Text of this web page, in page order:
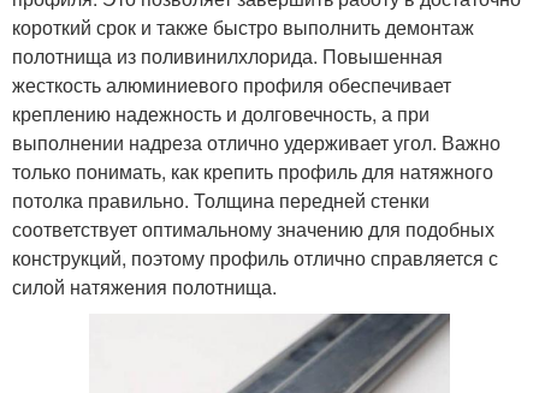
короткий срок и также быстро выполнить демонтаж
полотнища из поливинилхлорида. Повышенная
жесткость алюминиевого профиля обеспечивает
креплению надежность и долговечность, а при
выполнении надреза отлично удерживает угол. Важно
только понимать, как крепить профиль для натяжного
потолка правильно. Толщина передней стенки
соответствует оптимальному значению для подобных
конструкций, поэтому профиль отлично справляется с
силой натяжения полотнища.